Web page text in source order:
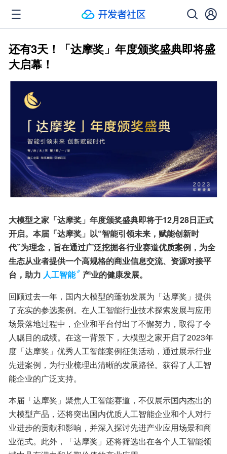
还有3天！「达摩奖」年度颁奖盛典即将盛
大启幕！
大模型之家「达摩奖」年度颁奖盛典即将于12月28日正式
开启。本届「达摩奖」以“智能引领未来，赋能创新时
代”为理念，旨在通过广泛挖掘各行业赛道优质案例，为全
生态从业者提供一个高规格的商业信息交流、资源对接平
台，助力 人工智能
产业的健康发展。
回顾过去一年，国内大模型的蓬勃发展为「达摩奖」提供
了充实的参选案例。在人工智能行业技术探索发展与应用
场景落地过程中，企业和平台付出了不懈努力，取得了令
人瞩目的成绩。在这一背景下，大模型之家开启了2023年
度「达摩奖」优秀人工智能案例征集活动，通过展示行业
先进案例，为行业梳理出清晰的发展路径。获得了人工智
能企业的广泛支持。
本届「达摩奖」聚焦人工智能赛道，不仅展示国内杰出的
大模型产品，还将突出国内优质人工智能企业和个人对行
业进步的贡献和影响，并深入探讨先进产业应用场景和商
业范式。此外，「达摩奖」还将筛选出在各个人工智能领